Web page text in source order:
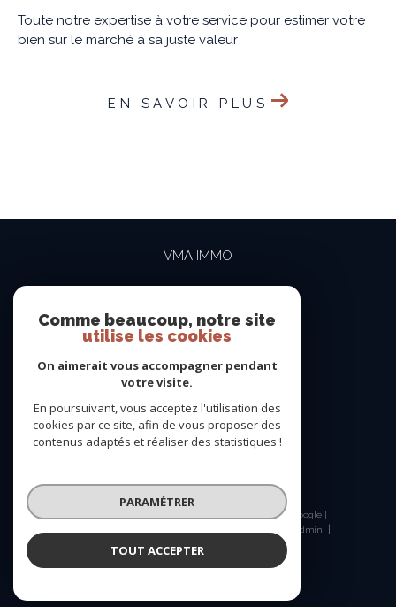
Toute notre expertise à votre service pour estimer votre
bien sur le marché à sa juste valeur
EN SAVOIR PLUS
VMA IMMO
contact@vma-immo.com
19 rue des Rosiéristes
NOUS SUIVRE SUR
© 2026 | Tous droits réservés | Traduction powered by Google |
Admin
Nos liens
Politique RGPD
Comme beaucoup, notre site
utilise les cookies
On aimerait vous accompagner pendant
votre visite.
En poursuivant, vous acceptez l'utilisation des
cookies par ce site, afin de vous proposer des
contenus adaptés et réaliser des statistiques !
PARAMÉTRER
TOUT ACCEPTER